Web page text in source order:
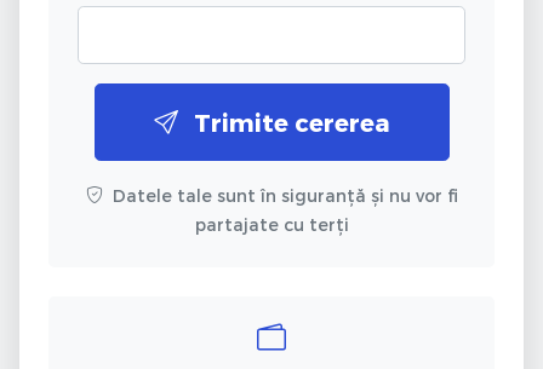
Trimite cererea
Datele tale sunt în siguranță și nu vor fi
partajate cu terți